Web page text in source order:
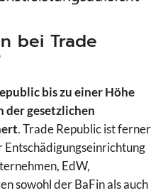
bei Trade
bis zu einer Höhe
der gesetzlichen
. Trade Republic ist ferner
EdW,
sowohl der BaFin als auch